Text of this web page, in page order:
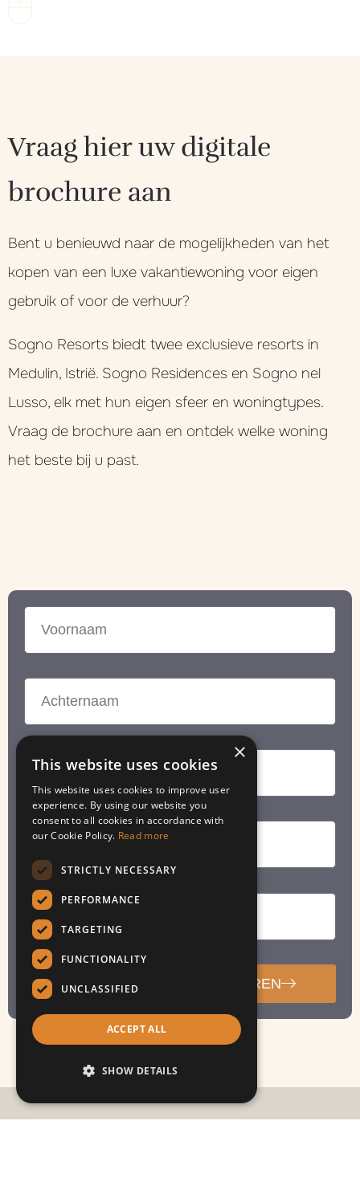
Vraag hier uw digitale
brochure aan
Bent u benieuwd naar de mogelijkheden van het
kopen van een luxe vakantiewoning voor eigen
gebruik of voor de verhuur?
Sogno Resorts biedt twee exclusieve resorts in
Medulin, Istrië. Sogno Residences en Sogno nel
Lusso, elk met hun eigen sfeer en woningtypes.
Vraag de brochure aan en ontdek welke woning
het beste bij u past.
VERSTUREN
×
This website uses cookies
This website uses cookies to improve user
experience. By using our website you
consent to all cookies in accordance with
our Cookie Policy. Read more
STRICTLY NECESSARY
PERFORMANCE
TARGETING
FUNCTIONALITY
UNCLASSIFIED
ACCEPT ALL
SHOW DETAILS